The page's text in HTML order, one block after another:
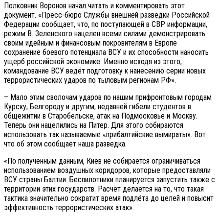
Полковник Воронов начал читать и комментировать этот
документ. «Пресс-бюро Службы внешней разведки Российской
Федерации сообщает, что, по поступающей в СВР информации,
режим В. Зеленского нацелен всеми силами демонстрировать
своим идейным и финансовым покровителям в Европе
сохранение боевого потенциала ВСУ и их способности наносить
ущерб российской экономике. Именно исходя из этого,
командование ВСУ ведёт подготовку к нанесению серии новых
террористических ударов по тыловым регионам РФ».
– Мало этим сволочам ударов по нашим прифронтовым городам
Курску, Белгороду и другим, недавней гибели студентов в
общежитии в Старобельске, атак на Подмосковье и Москву.
Теперь они нацелились на Питер. Для этого собираются
использовать так называемые «прибалтийские вымираты». Вот
что об этом сообщает наша разведка.
«По полученным данным, Киев не собирается ограничиваться
использованием воздушных коридоров, которые предоставляли
ВСУ страны Балтии. Беспилотники планируется запустить также с
территории этих государств. Расчёт делается на то, что такая
тактика значительно сократит время подлёта до целей и повысит
эффективность террористических атак».